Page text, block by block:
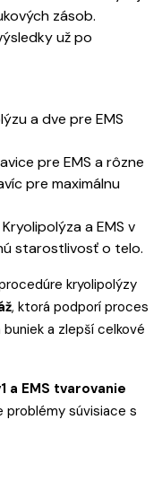
zásob.
už po
a dve pre EMS
pre EMS a rôzne
pre maximálnu
Kryolipolýza a EMS v
starostlivosť o telo.
kryolipolýzy
, ktorá podporí proces
a zlepší celkové
a EMS tvarovanie
problémy súvisiace s